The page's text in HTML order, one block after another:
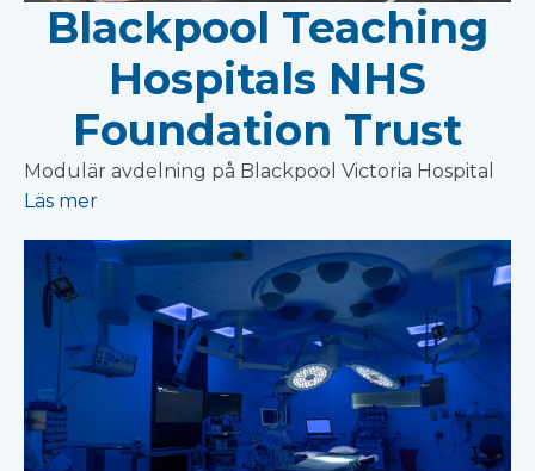
Blackpool Teaching
Hospitals NHS
Foundation Trust
Modulär avdelning på Blackpool Victoria Hospital
Läs mer